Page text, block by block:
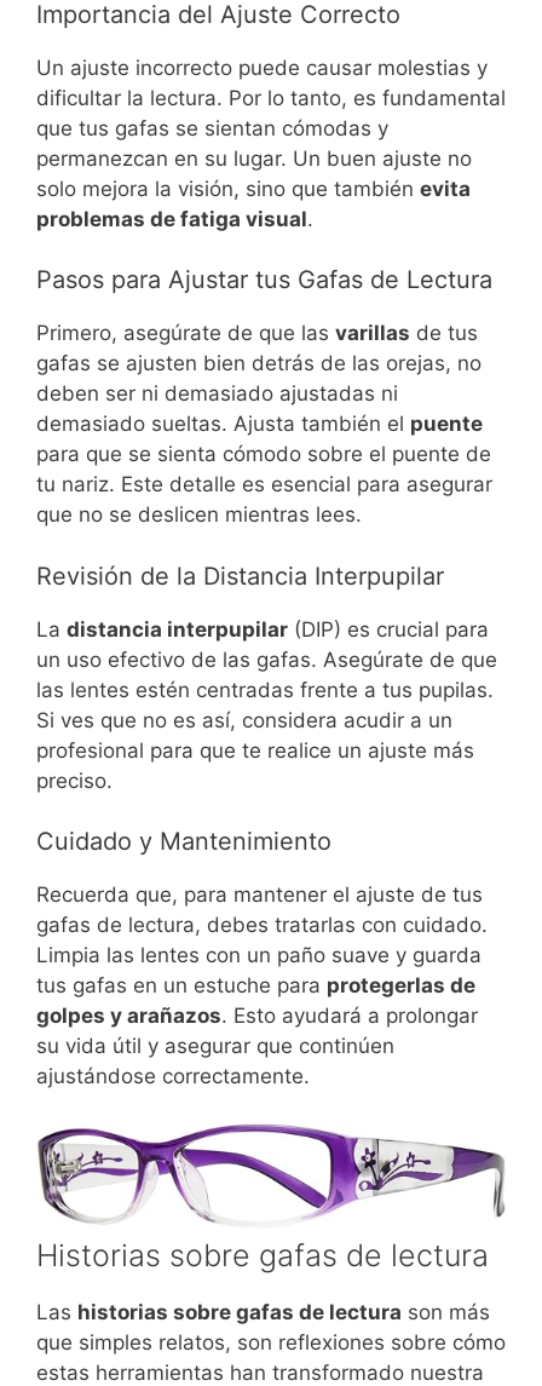
Importancia del Ajuste Correcto
Un ajuste incorrecto puede causar molestias y
dificultar la lectura. Por lo tanto, es fundamental
que tus gafas se sientan cómodas y
permanezcan en su lugar. Un buen ajuste no
solo mejora la visión, sino que también evita
problemas de fatiga visual.
Pasos para Ajustar tus Gafas de Lectura
Primero, asegúrate de que las varillas de tus
gafas se ajusten bien detrás de las orejas, no
deben ser ni demasiado ajustadas ni
demasiado sueltas. Ajusta también el puente
para que se sienta cómodo sobre el puente de
tu nariz. Este detalle es esencial para asegurar
que no se deslicen mientras lees.
Revisión de la Distancia Interpupilar
La distancia interpupilar (DIP) es crucial para
un uso efectivo de las gafas. Asegúrate de que
las lentes estén centradas frente a tus pupilas.
Si ves que no es así, considera acudir a un
profesional para que te realice un ajuste más
preciso.
Cuidado y Mantenimiento
Recuerda que, para mantener el ajuste de tus
gafas de lectura, debes tratarlas con cuidado.
Limpia las lentes con un paño suave y guarda
tus gafas en un estuche para protegerlas de
golpes y arañazos. Esto ayudará a prolongar
su vida útil y asegurar que continúen
ajustándose correctamente.
Historias sobre gafas de lectura
Las historias sobre gafas de lectura son más
que simples relatos, son reflexiones sobre cómo
estas herramientas han transformado nuestra